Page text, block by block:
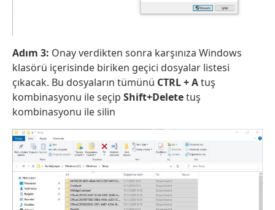
Adım 3: Onay verdikten sonra karşınıza Windows
klasörü içerisinde biriken geçici dosyalar listesi
çıkacak. Bu dosyaların tümünü CTRL + Atuş
kombinasyonu ile seçip Shift+Deletetuş
kombinasyonu ile silin